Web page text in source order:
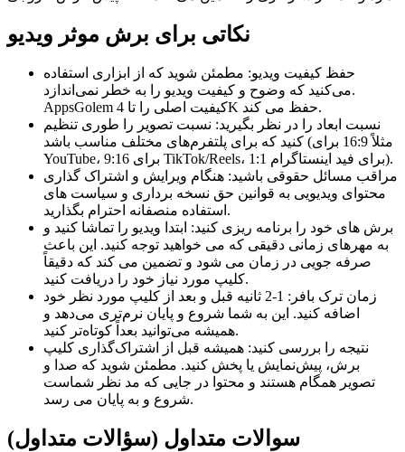
نکاتی برای برش موثر ویدیو
حفظ کیفیت ویدیو: مطمئن شوید که از ابزاری استفاده
می‌کنید که وضوح و کیفیت ویدیو را به خطر نمی‌اندازد.
AppsGolem کیفیت اصلی را تا 4K حفظ می کند.
نسبت ابعاد را در نظر بگیرید: نسبت تصویر را طوری تنظیم
کنید که برای پلتفرم‌های مختلف مناسب باشد (مثلاً 16:9 برای
YouTube، 9:16 برای TikTok/Reels، 1:1 برای فید اینستاگرام).
مراقب مسائل حقوقی باشید: هنگام ویرایش و اشتراک گذاری
محتوای ویدیویی به قوانین حق نسخه برداری و سیاست های
استفاده منصفانه احترام بگذارید.
برش های خود را برنامه ریزی کنید: ابتدا ویدیو را تماشا کنید و
به مهرهای زمانی دقیقی که می خواهید توجه کنید. این باعث
صرفه جویی در زمان می شود و تضمین می کند که دقیقاً
کلیپ مورد نیاز خود را دریافت کنید.
زمان ترک بافر: 1-2 ثانیه قبل و بعد از کلیپ مورد نظر خود
اضافه کنید. این به شما شروع و پایان نرم‌تری می‌دهد و
همیشه می‌توانید بعداً کوتاه‌تر کنید.
نتیجه را بررسی کنید: همیشه قبل از اشتراک‌گذاری کلیپ
برش، پیش‌نمایش یا پخش کنید. مطمئن شوید که صدا و
تصویر همگام هستند و محتوا در جایی که مد نظر شماست
شروع و به پایان می رسد.
سوالات متداول (سؤالات متداول)